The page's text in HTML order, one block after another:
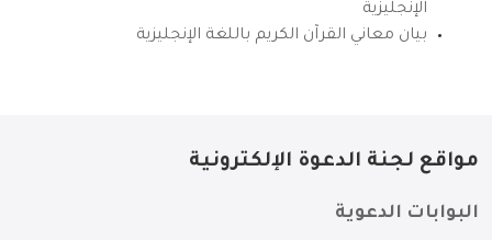
الإنجليزية
بيان معاني القرآن الكريم باللغة الإنجليزية
مواقع لجنة الدعوة الإلكترونية
البوابات الدعوية